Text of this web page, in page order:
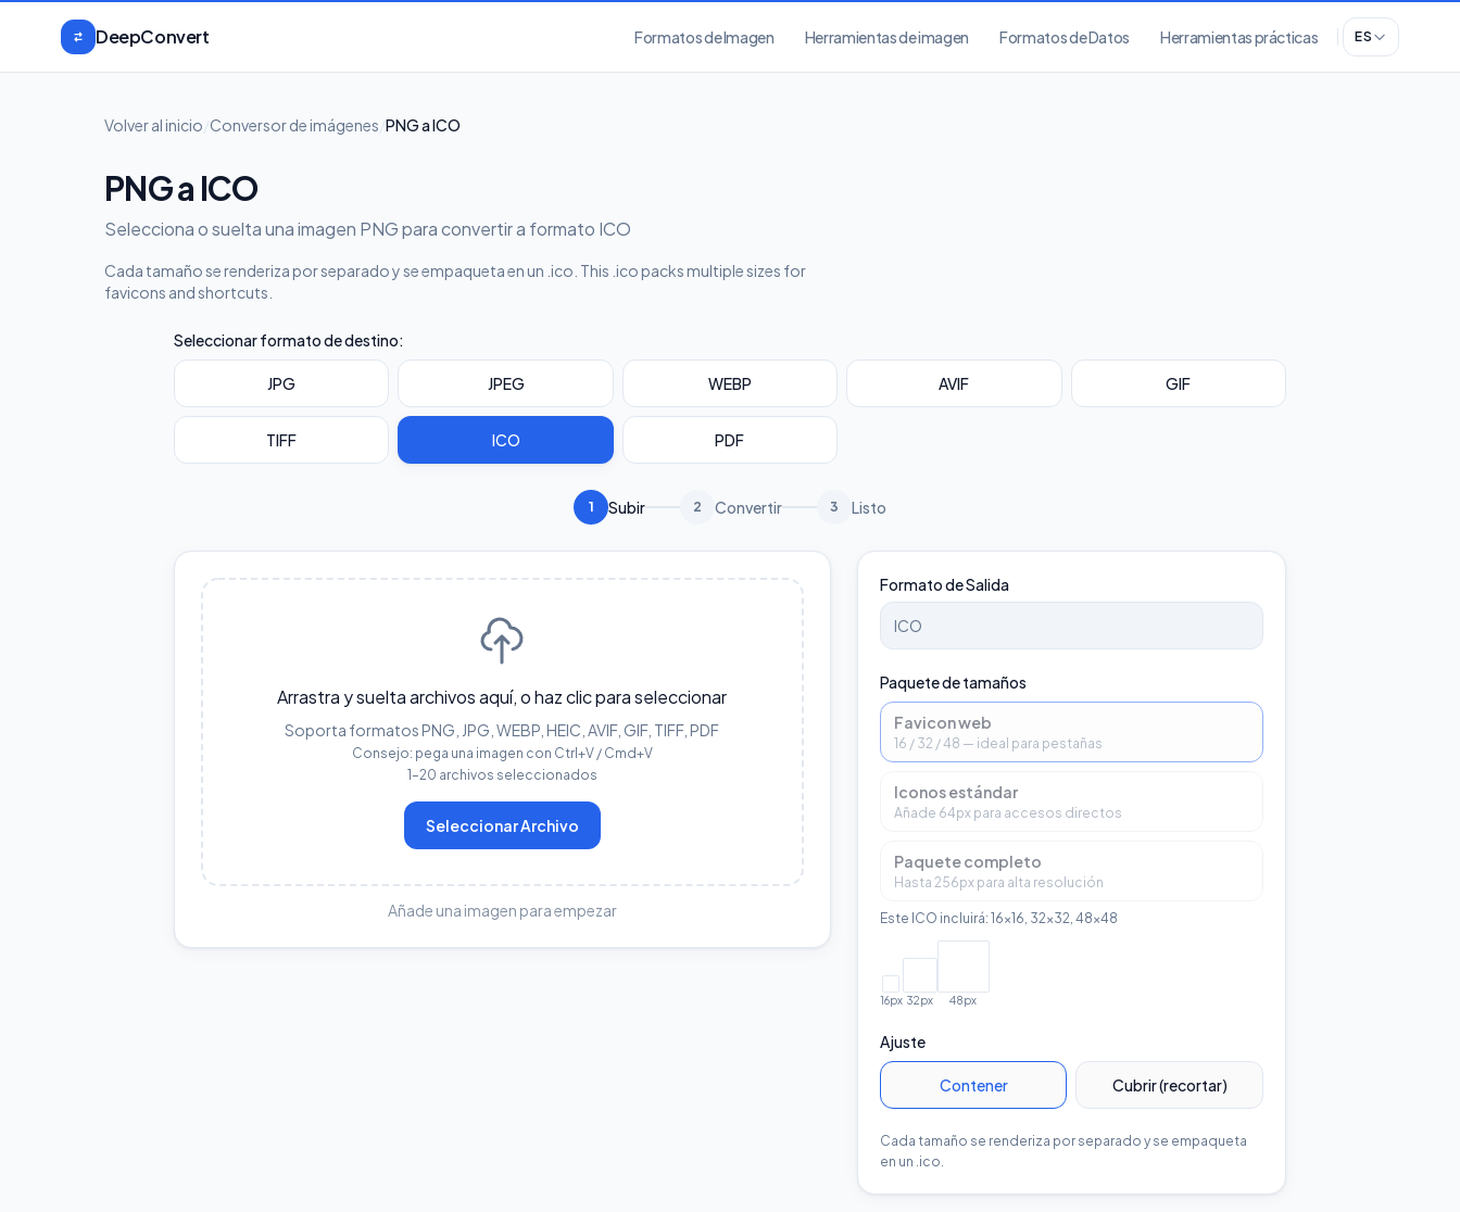
DeepConvert
Formatos de Imagen Herramientas de imagen Formatos de Datos Herramientas prácticas ES
Volver al inicio Conversor de imágenes PNG a ICO
PNG a ICO
Selecciona o suelta una imagen PNG para convertir a formato ICO
Cada tamaño se renderiza por separado y se empaqueta en un .ico. This .ico packs multiple sizes for
favicons and shortcuts.
Seleccionar formato de destino:
JPG JPEG WEBP AVIF GIF
TIFF ICO PDF
1 Subir 2 Convertir 3 Listo
Arrastra y suelta archivos aquí, o haz clic para seleccionar
Soporta formatos PNG, JPG, WEBP, HEIC, AVIF, GIF, TIFF, PDF
Consejo: pega una imagen con Ctrl+V / Cmd+V
1–20 archivos seleccionados
Seleccionar Archivo
Añade una imagen para empezar
Formato de Salida
Paquete de tamaños
Favicon web
16 / 32 / 48 — ideal para pestañas
Iconos estándar
Añade 64px para accesos directos
Paquete completo
Hasta 256px para alta resolución
Este ICO incluirá: 16×16, 32×32, 48×48
16px 32px 48px
Ajuste
Contener Cubrir (recortar)
Cada tamaño se renderiza por separado y se empaqueta
en un .ico.